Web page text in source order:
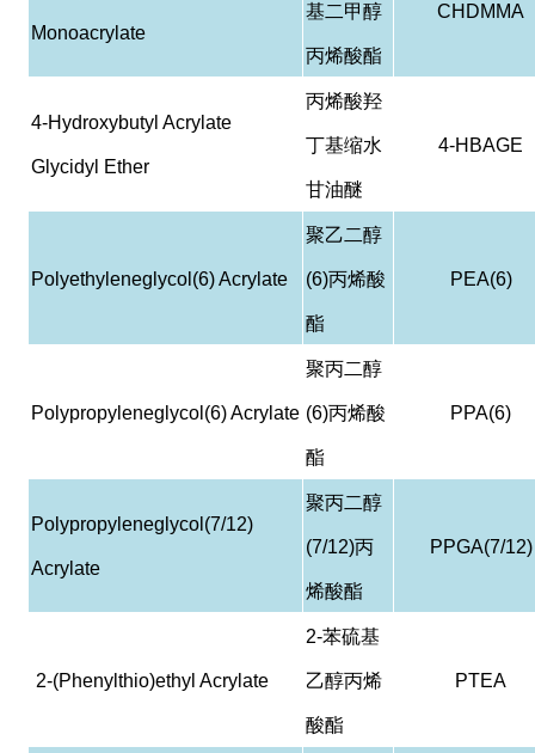
Monoacrylate
基二甲醇
丙烯酸酯
CHDMMA
4-Hydroxybutyl Acrylate
Glycidyl Ether
丙烯酸羟
丁基缩水
甘油醚
4-HBAGE
Polyethyleneglycol(6) Acrylate
聚乙二醇
(6)丙烯酸
酯
PEA(6)
Polypropyleneglycol(6) Acrylate
聚丙二醇
(6)丙烯酸
酯
PPA(6)
Polypropyleneglycol(7/12)
Acrylate
聚丙二醇
(7/12)丙
烯酸酯
PPGA(7/12)
2-(Phenylthio)ethyl Acrylate
2-苯硫基
乙醇丙烯
酸酯
PTEA